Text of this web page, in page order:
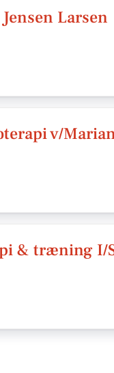
Larsen
v/
& træning I/